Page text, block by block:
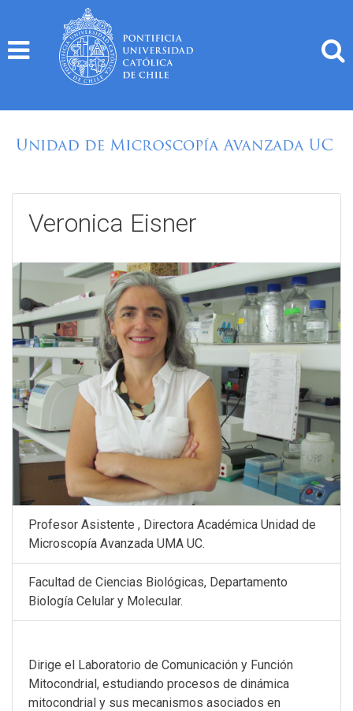
content
Veronica Eisner
Profesor Asistente , Directora Académica Unidad de
Microscopía Avanzada UMA UC.
Facultad de Ciencias Biológicas, Departamento
Biología Celular y Molecular.
Dirige el Laboratorio de Comunicación y Función
Mitocondrial, estudiando procesos de dinámica
mitocondrial y sus mecanismos asociados en